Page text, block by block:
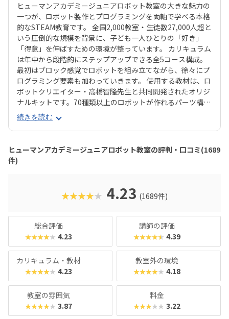
ヒューマンアカデミージュニアロボット教室の大きな魅力の
一つが、ロボット製作とプログラミングを両軸で学べる本格
的なSTEAM教育です。 全国2,000教室・生徒数27,000人超と
いう圧倒的な規模を背景に、子ども一人ひとりの「好き」
「得意」を伸ばすための環境が整っています。 カリキュラム
は年中から段階的にステップアップできる全5コース構成。
最初はブロック感覚でロボットを組み立てながら、徐々にプ
ログラミング要素も加わっていきます。 使用する教材は、ロ
ボットクリエイター・高橋智隆先生と共同開発されたオリジ
ナルキットです。70種類以上のロボットが作れるパーツ構成
で、飽きずに続けやすい点も特徴です。 月2回の90分授業で
は、ロボットを完成させる「基本製作」と、オリジナル改造
に挑戦する「応用実践」を繰り返す設計。子どもたちは毎
回、新しい達成感と成長を実感できる仕組みになっていま
す。 自ら考え、試行錯誤しながらロボットを動かす経験は、
創造力や論理的思考力を育むだけでなく、学ぶ楽しさそのも
続きを読む
ヒューマンアカデミージュニアロボット教室の評判・口コミ(1689
件)
★★★★★ 4.23 (1689件)
総合評価
★★★★★ 4.23
講師の評価
★★★★★ 4.39
カリキュラム・教材
★★★★★ 4.23
教室外の環境
★★★★★ 4.18
教室の雰囲気
★★★★★ 3.87
料金
★★★★★ 3.22